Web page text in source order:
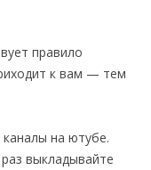
правило
к вам — тем
на ютубе.
выкладывайте